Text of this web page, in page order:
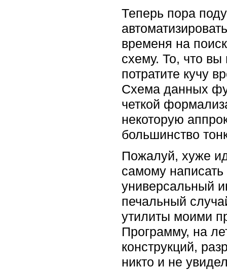
Теперь пора
временя на
схему. То, что вы
потратите кучу
Схема данных
четкой
некоторую
большинство
Пожалуй, хуже
самому
универсальный
печальный
утилиты моими
Программу, на
конструкций,
никто и не